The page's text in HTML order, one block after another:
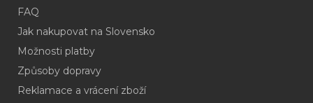
FAQ
Jak nakupovat na Slovensko
Možnosti platby
Způsoby dopravy
Reklamace a vrácení zboží